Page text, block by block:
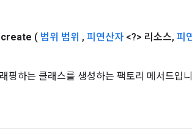
create ( 범위 범위 , 피연산자 <?> 리소스, 피
핑하는 클래스를 생성하는 팩토리 메서드입